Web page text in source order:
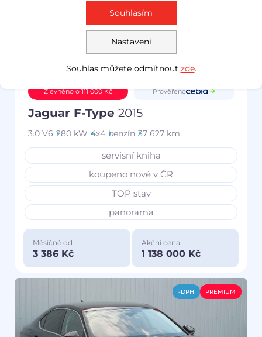
Zlevněno o 111 000 Kč Prověřeno
Jaguar F-Type 2015
3.0 V6 280 kW 4x4 benzín 37 627 km
servisní kniha
koupeno nové v ČR
TOP stav
panorama
Měsíčně od
3 386 Kč
Akční cena
1 138 000 Kč
-DPH PREMIUM
Nastavení
Souhlasím
Souhlas můžete odmítnout zde.